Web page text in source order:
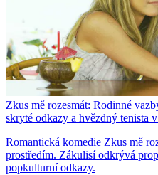
Zkus mě rozesmát: Rodinné
skryté odkazy a hvězdný tenista
Romantická komedie Zkus mě
prostředím. Zákulisí odkrývá
popkulturní odkazy.